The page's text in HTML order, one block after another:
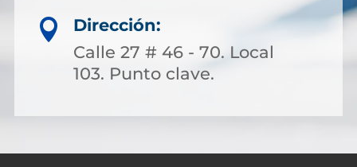

Dirección:
Calle 27 # 46 - 70. Local
103. Punto clave.